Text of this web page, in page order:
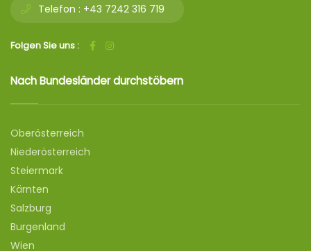
Telefon : +43 7242 316 719
Folgen Sie uns :
Nach Bundesländer durchstöbern
Oberösterreich
Niederösterreich
Steiermark
Kärnten
Salzburg
Burgenland
Wien